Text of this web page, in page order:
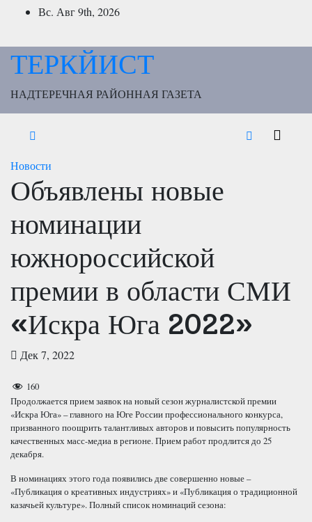
ПерейтиВс. Авг 9th, 2026
ТЕРКЙИСТ
НАДТЕРЕЧНАЯ РАЙОННАЯ ГАЗЕТА
Новости
Объявлены новые
номинации
южнороссийской
премии в области СМИ
«Искра Юга 2022»
Дек 7, 2022
160
Продолжается прием заявок на новый сезон журналистской премии
«Искра Юга» – главного на Юге России профессионального конкурса,
призванного поощрить талантливых авторов и повысить популярность
качественных масс-медиа в регионе. Прием работ продлится до 25
декабря.
В номинациях этого года появились две совершенно новые –
«Публикация о креативных индустриях» и «Публикация о традиционной
казачьей культуре». Полный список номинаций сезона: